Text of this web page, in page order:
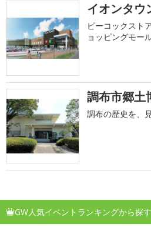
イオンタウ
ピーコックスト
ョッピングモー
調布市郷土
調布の歴史を、
GW人気イベントランキングから探す